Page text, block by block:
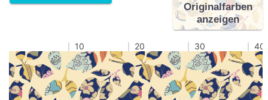
Originalfarben
anzeigen